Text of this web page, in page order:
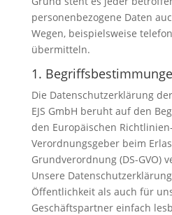
personenbezogene Daten
Wegen, beispielsweise
übermitteln.
1.
Die Datenschutzerklärung
EJS GmbH beruht auf den
den Europäischen
Verordnungsgeber beim
Grundverordnung (DS-GVO)
Unsere
Öffentlichkeit als auch für
Geschäftspartner einfach